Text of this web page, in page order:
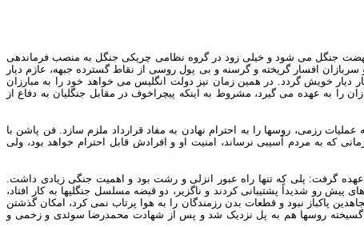
جنگل می شود و خیلی زود در گروه نظامی چریکی جنگل به منصب فرماندهی
افسار گریخته و گرسنه و بی پول روسی از نقاط گسترده جبهه، عازم دیار
دیار خویش گردد. در همین زمان نیز دولت انگلیس می خواهد خود را به مبارزان
به عهده می گیرد، مشروط به اینکه پیچراخوف در مقابل جنگلیان به دفاع از
رزمی، روسها را به احترام نهادن به مفاد قرارداد ملزم سازد. فن پاشن با
که به مردم آسیبی نرساند، امنیت او و افرادش قابل احترام خواهد بود، ولی
گرفت: پلی که تنها راه عبور انزلی و رشت بود و اهمیت جنگی زیادی داشت.
پیش رو شدیداً پشتیبانی کردند و ناگزیر، دو قبضه مسلسل جنگلیها به کار افتاد،
پاکباز نبود و قطعات بدن رزمندگان را به هوا پرتاب نمی کرد، امکان گذشتن
گسیخته روسها هم به پل نزدیک شد و پس از شهادت محمدرضا سوئدی و زخمی و